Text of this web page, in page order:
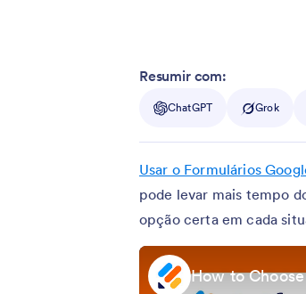
Resumir com:
ChatGPT Grok
Usar o Formulários
pode levar mais tempo
opção certa em cada
How to